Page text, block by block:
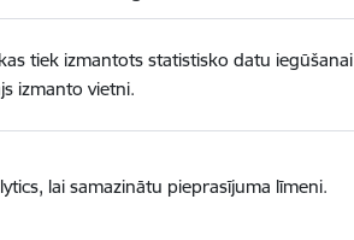
tiek izmantots statistisko datu iegūšanai
izmanto vietni.
lai samazinātu pieprasījuma līmeni.